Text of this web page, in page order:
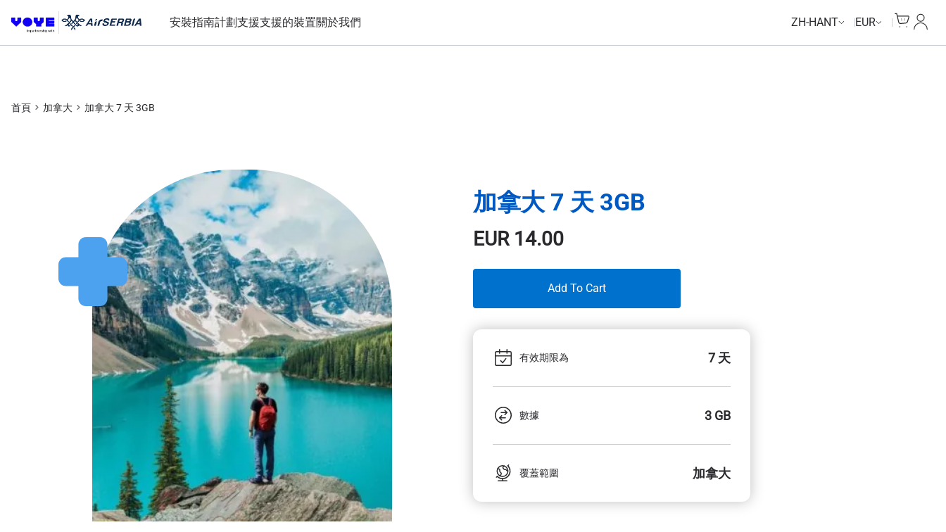
安裝指南計劃支援支援的裝置關於我們 ZH-HANT EUR
我的
首頁 加拿大 加拿大 7 天 3GB
加拿大 7 天 3GB
EUR14.00
Add To Cart
有效期限為 7 天
數據 3 GB
覆蓋範圍 加拿大